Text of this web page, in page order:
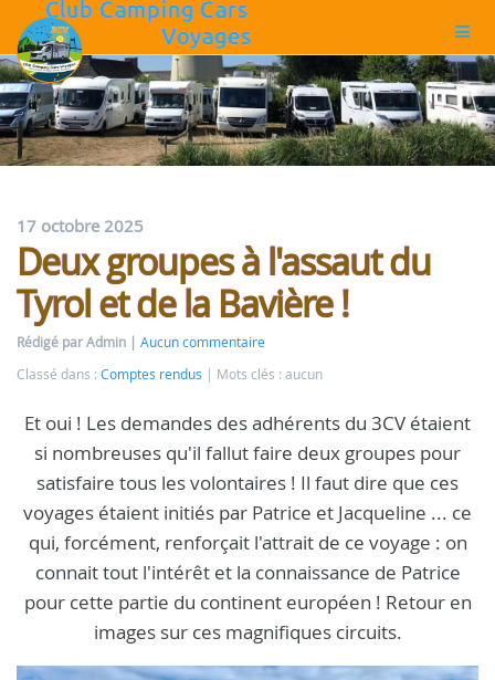
17 octobre 2025
Deux groupes à l'assaut du
Tyrol et de la Bavière !
Rédigé par Admin
Aucun commentaire
Classé dans : Comptes rendus Mots clés : aucun
Et oui ! Les demandes des adhérents du 3CV étaient
si nombreuses qu'il fallut faire deux groupes pour
satisfaire tous les volontaires ! Il faut dire que ces
voyages étaient initiés par Patrice et Jacqueline ... ce
qui, forcément, renforçait l'attrait de ce voyage : on
connait tout l'intérêt et la connaissance de Patrice
pour cette partie du continent européen ! Retour en
images sur ces magnifiques circuits.